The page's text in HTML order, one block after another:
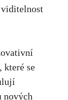
které⁢ se​
nových